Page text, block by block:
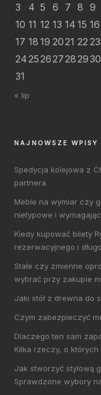
3
4 5 6 7 8 9
10 11 12 13 14 15 16
17 18 19 2021 22 23
24252627282930
31
« lip
NAJNOWSZE WPISY
Spedycja kolejowa z
partnera
Meble na wymiar czy
nietypowe i
Kiedy kupować bilety
rezerwacyjnego i
Stałe czy zmienne
wybrać przy zakupie
Jaki stół z drewna do
Czym zabezpieczyć
Dlaczego ten sam
Kilka rzeczy, o których
Jak stworzyć stylową
Sprawdzone wybory